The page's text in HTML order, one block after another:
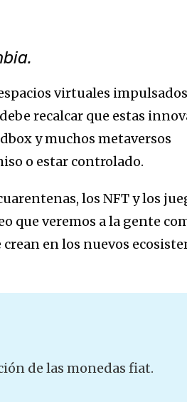
virtuales
recalcar que estas
y muchos metaversos
o estar controlado.
los NFT y los
que veremos a la gente
en los nuevos
de las monedas fiat.